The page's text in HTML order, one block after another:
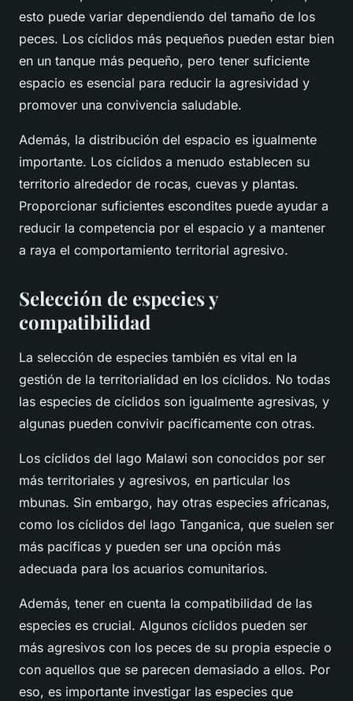
esto puede variar dependiendo del tamaño de los
peces. Los cíclidos más pequeños pueden estar bien
en un tanque más pequeño, pero tener suficiente
espacio es esencial para reducir la agresividad y
promover una convivencia saludable.
Además, la distribución del espacio es igualmente
importante. Los cíclidos a menudo establecen su
territorio alrededor de rocas, cuevas y plantas.
Proporcionar suficientes escondites puede ayudar a
reducir la competencia por el espacio y a mantener
a raya el comportamiento territorial agresivo.
Selección de especies y
compatibilidad
La selección de especies también es vital en la
gestión de la territorialidad en los cíclidos. No todas
las especies de cíclidos son igualmente agresivas, y
algunas pueden convivir pacíficamente con otras.
Los cíclidos del lago Malawi son conocidos por ser
más territoriales y agresivos, en particular los
mbunas. Sin embargo, hay otras especies africanas,
como los cíclidos del lago Tanganica, que suelen ser
más pacíficas y pueden ser una opción más
adecuada para los acuarios comunitarios.
Además, tener en cuenta la compatibilidad de las
especies es crucial. Algunos cíclidos pueden ser
más agresivos con los peces de su propia especie o
con aquellos que se parecen demasiado a ellos. Por
eso, es importante investigar las especies que